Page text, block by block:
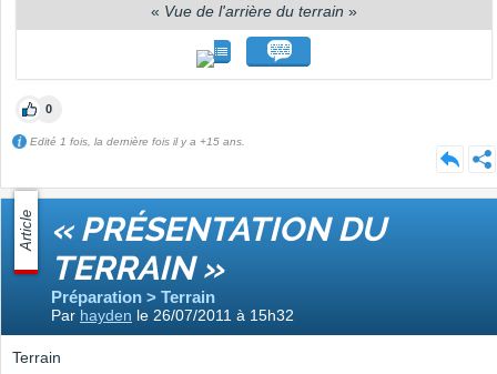
« Vue de l'arrière du terrain »
0
Edité 1 fois, la dernière fois il y a +15 ans.
Article « PRÉSENTATION DU
TERRAIN »
Préparation > Terrain
Par hayden le 26/07/2011 à 15h32
Terrain